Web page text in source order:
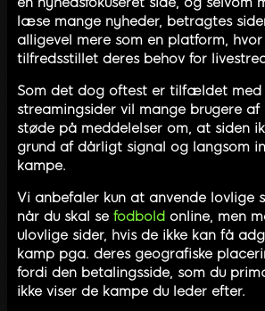
læse mange nyheder, betragtes
alligevel mere som en platform,
tilfredsstillet deres behov for
Som det dog oftest er tilfældet med
streamingsider vil mange brugere
støde på meddelelser om, at siden
grund af dårligt signal og langsom
kampe.
Vi anbefaler kun at anvende lovlige
når du skal se fodbold online, men
ulovlige sider, hvis de ikke kan få
kamp pga. deres geografiske
fordi den betalingsside, som du
ikke viser de kampe du leder efter.